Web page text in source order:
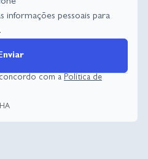
pessoais para
Enviar
com a Política de